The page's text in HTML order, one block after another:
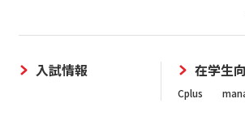
入試情報 在学生
Cplus